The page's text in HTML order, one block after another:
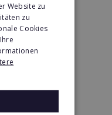
Website zu
zu
Cookies